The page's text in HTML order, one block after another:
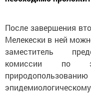
После завершения
Мелекески в ней
заместитель
комиссии по